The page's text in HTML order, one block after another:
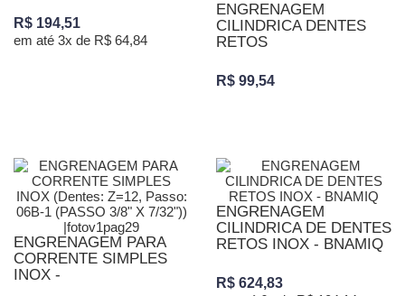
R$ 194,51
em até 3x de R$ 64,84
ENGRENAGEM
CILINDRICA DENTES
RETOS
R$ 99,54
ENGRENAGEM PARA
CORRENTE SIMPLES
INOX -
ENGRENAGEM
CILINDRICA DE DENTES
RETOS INOX - BNAMIQ
R$ 624,83